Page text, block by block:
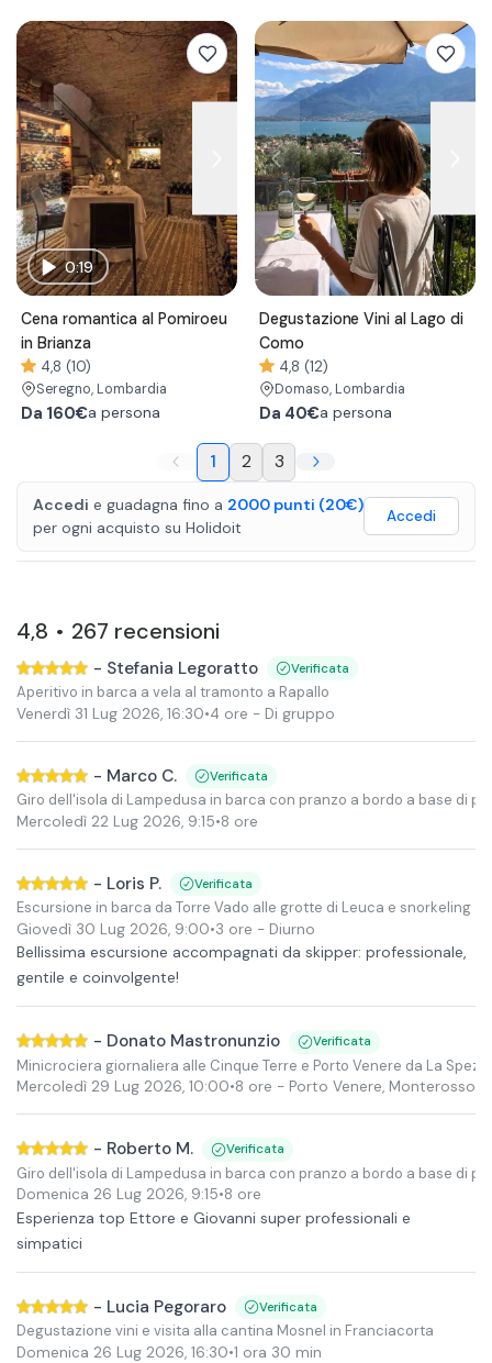
0:19
Cena romantica al Pomiroeu
in Brianza
4,8 (10)
Seregno, Lombardia
Da 160€a persona
Degustazione Vini al Lago di
Como
4,8 (12)
Domaso, Lombardia
Da 40€a persona
1 2 3
Accedi e guadagna fino a 2000 punti (20€)
per ogni acquisto su Holidoit
Accedi
4,8 • 267 recensioni
- Stefania Legoratto Verificata
Aperitivo in barca a vela al tramonto a Rapallo
Venerdì 31 Lug 2026, 16:30•4 ore - Di gruppo
- Marco C. Verificata
Giro dell'isola di Lampedusa in barca con pranzo a bordo a base di
Mercoledì 22 Lug 2026, 9:15•8 ore
- Loris P. Verificata
Escursione in barca da Torre Vado alle grotte di Leuca e snorkeling
Giovedì 30 Lug 2026, 9:00•3 ore - Diurno
Bellissima escursione accompagnati da skipper: professionale,
gentile e coinvolgente!
- Donato Mastronunzio Verificata
Minicrociera giornaliera alle Cinque Terre e Porto Venere da La Spezia
Mercoledì 29 Lug 2026, 10:00•8 ore - Porto Venere, Monterosso e
- Roberto M. Verificata
Giro dell'isola di Lampedusa in barca con pranzo a bordo a base di
Domenica 26 Lug 2026, 9:15•8 ore
Esperienza top Ettore e Giovanni super professionali e
simpatici
- Lucia Pegoraro Verificata
Degustazione vini e visita alla cantina Mosnel in Franciacorta
Domenica 26 Lug 2026, 16:30•1 ora 30 min